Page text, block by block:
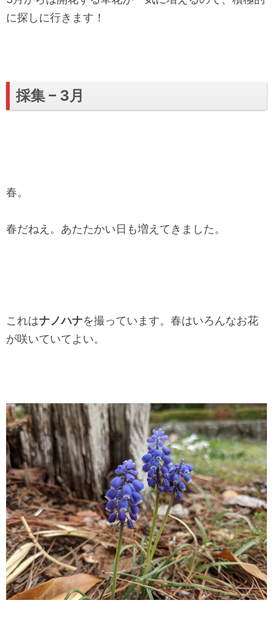
に探しに行きます！
採集 – 3月
春。
春だねえ。あたたかい日も増えてきました。
これはナノハナを撮っています。春はいろんなお花
が咲いていてよい。